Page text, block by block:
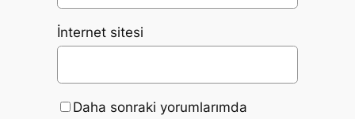
İnternet sitesi
Daha sonraki yorumlarımda